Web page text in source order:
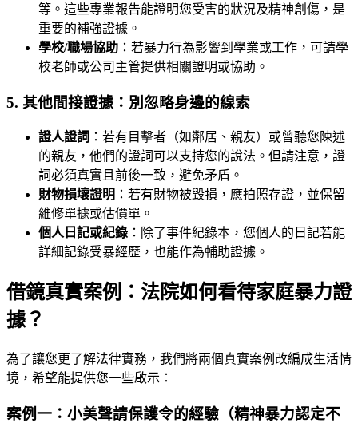
等。這些專業報告能證明您受害的狀況及精神創傷，是
重要的補強證據。
學校/職場協助 ：若暴力行為影響到學業或工作，可請學
校老師或公司主管提供相關證明或協助。
5. 其他間接證據：別忽略身邊的線索
證人證詞 ：若有目擊者（如鄰居、親友）或曾聽您陳述
的親友，他們的證詞可以支持您的說法。但請注意，證
詞必須真實且前後一致，避免矛盾。
財物損壞證明 ：若有財物被毀損，應拍照存證，並保留
維修單據或估價單。
個人日記或紀錄 ：除了事件紀錄本，您個人的日記若能
詳細記錄受暴經歷，也能作為輔助證據。
借鏡真實案例：法院如何看待家庭暴力證
據？
為了讓您更了解法律實務，我們將兩個真實案例改編成生活情
境，希望能提供您一些啟示：
案例一：小美聲請保護令的經驗（精神暴力認定不